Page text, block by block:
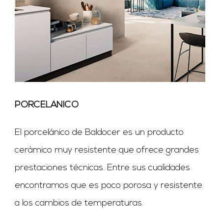
más
PORCELÁNICO
El porcelánico de Baldocer es un producto
cerámico muy resistente que ofrece grandes
prestaciones técnicas. Entre sus cualidades
encontramos que es poco porosa y resistente
a los cambios de temperaturas.